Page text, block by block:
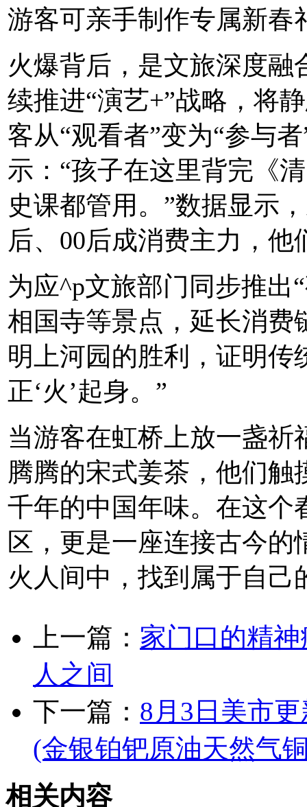
游客可亲手制作专属新春
火爆背后，是文旅深度
续推进“演艺+”战略，将
客从“观看者”变为“参与
示：“孩子在这里背完《
史课都管用。”数据显示
后、00后成消费主力，
为应^p文旅部门同步推出
相国寺等景点，延长消费
明上河园的胜利，证明传
正‘火’起身。”
当游客在虹桥上放一盏
腾腾的宋式姜茶，他们
千年的中国年味。在这个
区，更是一座连接古今
火人间中，找到属于自己
上一篇： 家门口的精
人之间
下一篇： 8月3日美市
(金银铂钯原油天然气
相关内容